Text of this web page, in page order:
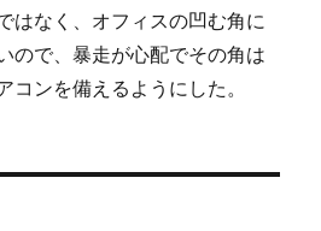
はなく、オフィスの凹む角に
ので、暴走が心配でその角は
コンを備えるようにした。